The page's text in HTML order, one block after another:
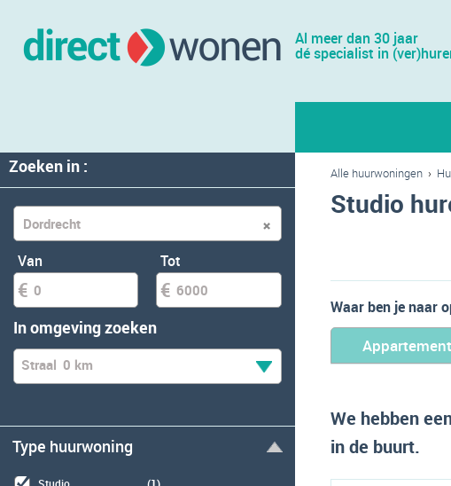
Al meer dan 30 jaar
dé specialist in
Zoeken in :
Van Tot
In omgeving zoeken
Straal 0 km
Type huurwoning
Alle huurwoningen ›
Studio
Waar ben je naar
Appartement
We hebben
in de buurt.